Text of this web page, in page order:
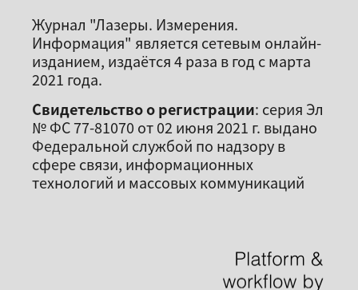
Журнал "Лазеры. Измерения.
Информация" является сетевым онлайн-
изданием, издаётся 4 раза в год с марта
2021 года.
Свидетельство о регистрации: серия Эл
№ ФС 77-81070 от 02 июня 2021 г. выдано
Федеральной службой по надзору в
сфере связи, информационных
технологий и массовых коммуникаций